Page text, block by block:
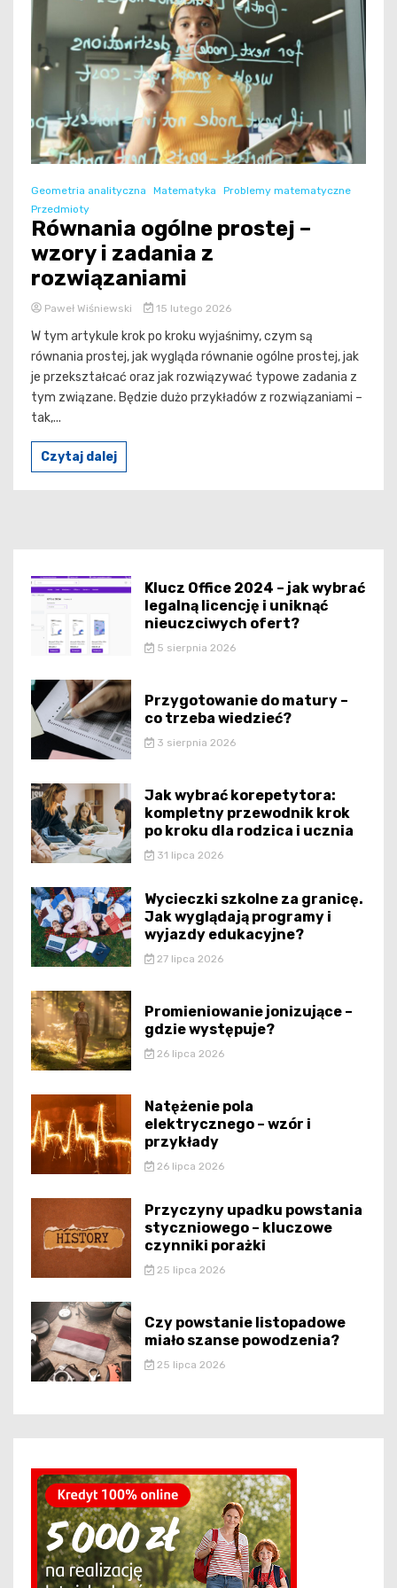
Geometria analityczna Matematyka
Problemy matematyczne
Przedmioty
Równania ogólne prostej –
wzory i zadania z
rozwiązaniami
Paweł Wiśniewski 15 lutego 2026
W tym artykule krok po kroku wyjaśnimy, czym są
równania prostej, jak wygląda równanie ogólne prostej, jak
je przekształcać oraz jak rozwiązywać typowe zadania z
tym związane. Będzie dużo przykładów z rozwiązaniami –
tak,...
Czytaj dalej
Klucz Office 2024 – jak wybrać
legalną licencję i uniknąć
nieuczciwych ofert?
5 sierpnia 2026
Przygotowanie do matury –
co trzeba wiedzieć?
3 sierpnia 2026
Jak wybrać korepetytora:
kompletny przewodnik krok
po kroku dla rodzica i ucznia
31 lipca 2026
Wycieczki szkolne za granicę.
Jak wyglądają programy i
wyjazdy edukacyjne?
27 lipca 2026
Promieniowanie jonizujące –
gdzie występuje?
26 lipca 2026
Natężenie pola
elektrycznego – wzór i
przykłady
26 lipca 2026
Przyczyny upadku powstania
styczniowego – kluczowe
czynniki porażki
25 lipca 2026
Czy powstanie listopadowe
miało szanse powodzenia?
25 lipca 2026